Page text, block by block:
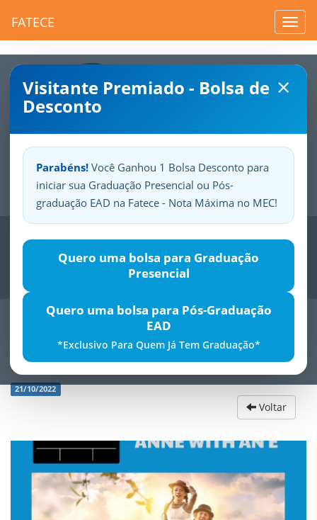
FATECE
×
Visitante Premiado - Bolsa de
Desconto
Parabéns! Você Ganhou 1 Bolsa Desconto para
iniciar sua Graduação Presencial ou Pós-
graduação EAD na Fatece - Nota Máxima no MEC!
Quero uma bolsa para Graduação
Presencial
Quero uma bolsa para Pós-Graduação
EAD
*Exclusivo Para Quem Já Tem Graduação*
SuaFatece.Seuorgulho.
Previous
Dica de SÃ©rie
21/10/2022
Voltar